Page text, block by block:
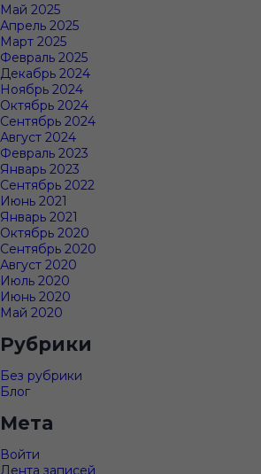
Май 2025
Апрель 2025
Март 2025
Февраль 2025
Декабрь 2024
Ноябрь 2024
Октябрь 2024
Сентябрь 2024
Август 2024
Февраль 2023
Январь 2023
Сентябрь 2022
Июнь 2021
Январь 2021
Октябрь 2020
Сентябрь 2020
Август 2020
Июль 2020
Июнь 2020
Май 2020
Рубрики
Без рубрики
Блог
Мета
Войти
Лента записей